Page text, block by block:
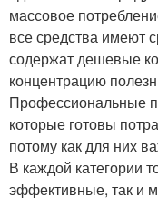
массовое
все средства имеют
содержат дешевые
концентрацию
Профессиональные
которые готовы
потому как для них
В каждой категории
эффективные, так и